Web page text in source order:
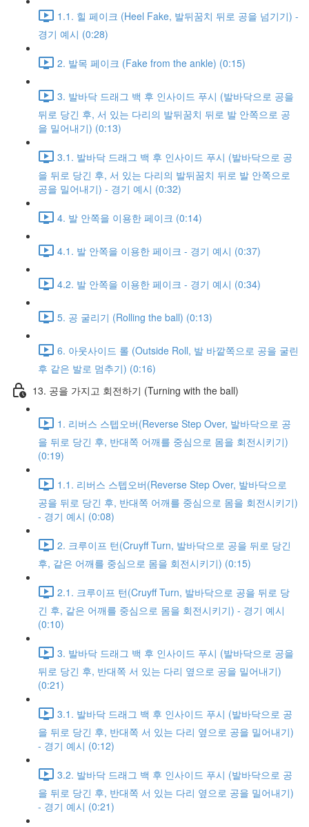
1.1. 힐 페이크 (Heel Fake, 발뒤꿈치 뒤로 공을 넘기기) -
경기 예시 (0:28)
2. 발목 페이크 (Fake from the ankle) (0:15)
3. 발바닥 드래그 백 후 인사이드 푸시 (발바닥으로 공을
뒤로 당긴 후, 서 있는 다리의 발뒤꿈치 뒤로 발 안쪽으로 공
을 밀어내기) (0:13)
3.1. 발바닥 드래그 백 후 인사이드 푸시 (발바닥으로 공
을 뒤로 당긴 후, 서 있는 다리의 발뒤꿈치 뒤로 발 안쪽으로
공을 밀어내기) - 경기 예시 (0:32)
4. 발 안쪽을 이용한 페이크 (0:14)
4.1. 발 안쪽을 이용한 페이크 - 경기 예시 (0:37)
4.2. 발 안쪽을 이용한 페이크 - 경기 예시 (0:34)
5. 공 굴리기 (Rolling the ball) (0:13)
6. 아웃사이드 롤 (Outside Roll, 발 바깥쪽으로 공을 굴린
후 같은 발로 멈추기) (0:16)
13. 공을 가지고 회전하기 (Turning with the ball)
1. 리버스 스텝오버(Reverse Step Over, 발바닥으로 공
을 뒤로 당긴 후, 반대쪽 어깨를 중심으로 몸을 회전시키기)
(0:19)
1.1. 리버스 스텝오버(Reverse Step Over, 발바닥으로
공을 뒤로 당긴 후, 반대쪽 어깨를 중심으로 몸을 회전시키기)
- 경기 예시 (0:08)
2. 크루이프 턴(Cruyff Turn, 발바닥으로 공을 뒤로 당긴
후, 같은 어깨를 중심으로 몸을 회전시키기) (0:15)
2.1. 크루이프 턴(Cruyff Turn, 발바닥으로 공을 뒤로 당
긴 후, 같은 어깨를 중심으로 몸을 회전시키기) - 경기 예시
(0:10)
3. 발바닥 드래그 백 후 인사이드 푸시 (발바닥으로 공을
뒤로 당긴 후, 반대쪽 서 있는 다리 옆으로 공을 밀어내기)
(0:21)
3.1. 발바닥 드래그 백 후 인사이드 푸시 (발바닥으로 공
을 뒤로 당긴 후, 반대쪽 서 있는 다리 옆으로 공을 밀어내기)
- 경기 예시 (0:12)
3.2. 발바닥 드래그 백 후 인사이드 푸시 (발바닥으로 공
을 뒤로 당긴 후, 반대쪽 서 있는 다리 옆으로 공을 밀어내기)
- 경기 예시 (0:21)